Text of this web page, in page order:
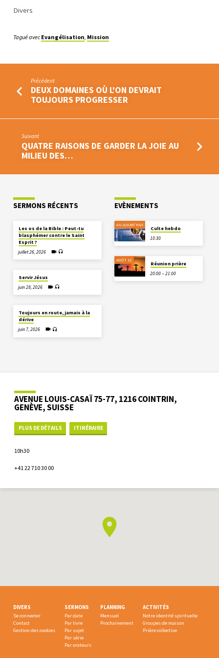
Divers
Tagué avec Evangélisation Mission
Précédent
DEUX DOMAINES OÙ L'ON DEVRAIT
TOUJOURS PROGRESSER
Suivant
QUATRE RAISONS DE GARDER LA JOIE AU
MILIEU DES…
SERMONS RÉCENTS
Les os de la Bible : Peut-tu
blasphémer contre le Saint
Esprit ?
juillet 26, 2026
Servir Jésus
juin 28, 2026
Toujours en route, jamais à la
dérive
juin 7, 2026
EVÈNEMENTS
AUJOURD'HUI
Culte hebdo
10:30
AOÛT 12
Réunion prière
20:00 – 21:00
AVENUE LOUIS-CASAÏ 75-77, 1216 COINTRIN,
GENÈVE, SUISSE
PLUS DE DÉTAILS ITINÉRAIRE
10h30
+41 22 710 30 00
DIVERS
Se connecter
Contact
Gestion des cookies
SERMONS
Par date
Par livre
Par sujet
Par série
Par orateurs
PLANNING
Mensuel
Prochainement
ACTIVITÉS
Notre identité spirituelle
Groupes de maison
Prière collective